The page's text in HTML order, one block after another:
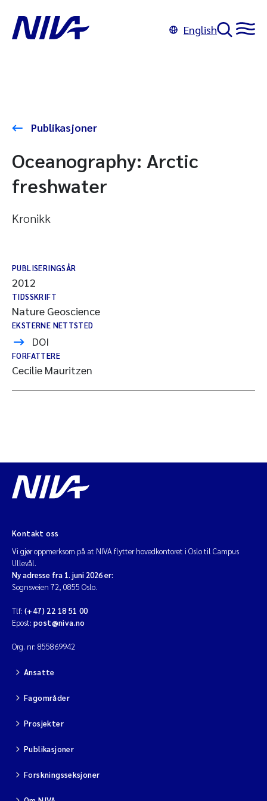
English
Publikasjoner
Oceanography: Arctic
freshwater
Kronikk
PUBLISERINGSÅR
2012
TIDSSKRIFT
Nature Geoscience
EKSTERNE NETTSTED
DOI
FORFATTERE
Cecilie Mauritzen
Kontakt oss
Vi gjør oppmerksom på at NIVA flytter hovedkontoret i Oslo til Campus
Ullevål.
Ny adresse fra 1. juni 2026 er:
Sognsveien 72, 0855 Oslo.
Tlf: (+47) 22 18 51 00
Epost: post@niva.no
Org. nr: 855869942
Ansatte
Fagområder
Prosjekter
Publikasjoner
Forskningsseksjoner